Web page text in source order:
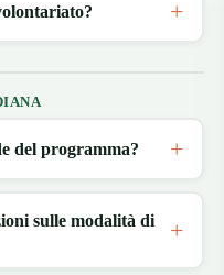
del programma?
sulle modalità di